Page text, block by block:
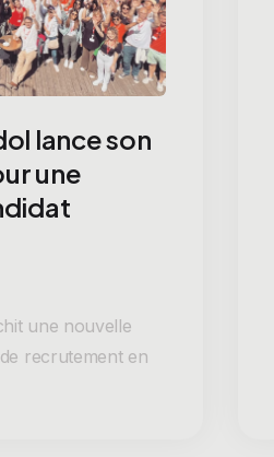
lance son
une
une nouvelle
recrutement en